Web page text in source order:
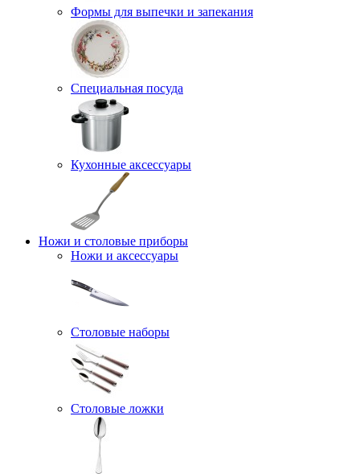
Формы для выпечки и запекания
Специальная посуда
Кухонные аксессуары
Ножи и столовые приборы
Ножи и аксессуары
Столовые наборы
Столовые ложки